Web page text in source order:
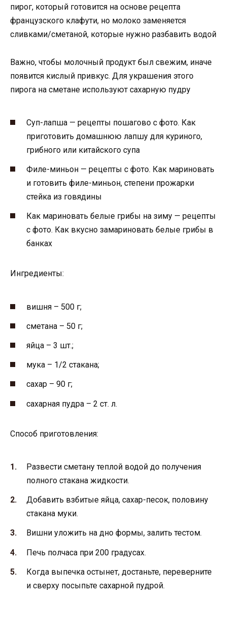
пирог, который готовится на основе рецепта
французского клафути, но молоко заменяется
сливками/сметаной, которые нужно разбавить водой
Важно, чтобы молочный продукт был свежим, иначе
появится кислый привкус. Для украшения этого
пирога на сметане используют сахарную пудру
Суп-лапша — рецепты пошагово с фото. Как
приготовить домашнюю лапшу для куриного,
грибного или китайского супа
Филе-миньон — рецепты с фото. Как мариновать
и готовить филе-миньон, степени прожарки
стейка из говядины
Как мариновать белые грибы на зиму — рецепты
с фото. Как вкусно замариновать белые грибы в
банках
Ингредиенты:
вишня – 500 г;
сметана – 50 г;
яйца – 3 шт.;
мука – 1/2 стакана;
сахар – 90 г;
сахарная пудра – 2 ст. л.
Способ приготовления:
Развести сметану теплой водой до получения
полного стакана жидкости.
Добавить взбитые яйца, сахар-песок, половину
стакана муки.
Вишни уложить на дно формы, залить тестом.
Печь полчаса при 200 градусах.
Когда выпечка остынет, достаньте, переверните
и сверху посыпьте сахарной пудрой.